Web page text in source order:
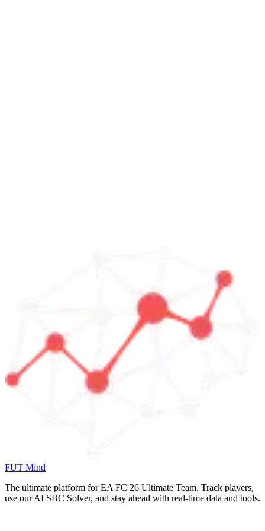
FUT Mind
The ultimate platform for EA FC 26 Ultimate Team. Track players,
use our AI SBC Solver, and stay ahead with real-time data and tools.